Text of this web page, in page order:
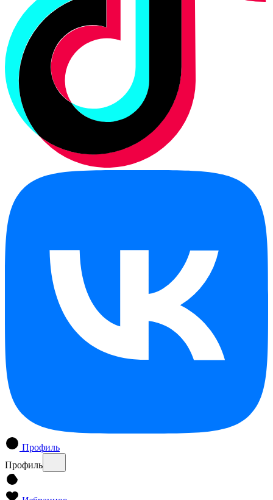
Профиль
Профиль